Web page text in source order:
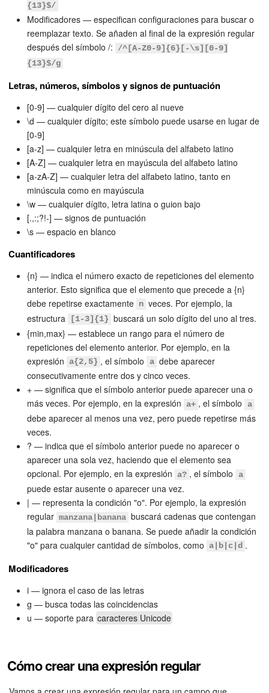
Bitrix24 Market
Sitios web
CRM + Online store
Tienda CRM
Empleados
Base de conocimientos
Firma electrónica
Firma electrónica para RR. HH.
Automatización
Flujos de trabajo
Marketing
Gestión del inventario
Telefonía
Widget del empleado
Configuraciones de la cuenta
Bitrix24 En Premisa
Bitrix24 Messenger
Preguntas generales
Actualización de los artículos (archivo)
EMPEZAR GRATIS
{13}$/
Modificadores — especifican configuraciones para buscar o
reemplazar texto. Se añaden al final de la expresión regular
después del símbolo /:
/^[A-Z0-9]{6}[-\s][0-9]
{13}$/g
Letras, números, símbolos y signos de puntuación
[0-9] — cualquier dígito del cero al nueve
\d — cualquier dígito; este símbolo puede usarse en lugar de
[0-9]
[a-z] — cualquier letra en minúscula del alfabeto latino
[A-Z] — cualquier letra en mayúscula del alfabeto latino
[a-zA-Z] — cualquier letra del alfabeto latino, tanto en
minúscula como en mayúscula
\w — cualquier dígito, letra latina o guion bajo
[.,:;?!-] — signos de puntuación
\s — espacio en blanco
Cuantificadores
{n} — indica el número exacto de repeticiones del elemento
anterior. Esto significa que el elemento que precede a {n}
debe repetirse exactamente n veces. Por ejemplo, la
estructura
[1-3]{1} buscará un solo dígito del uno al tres.
{min,max} — establece un rango para el número de
repeticiones del elemento anterior. Por ejemplo, en la
expresión
a{2,5} , el símbolo a debe aparecer
consecutivamente entre dos y cinco veces.
+ — significa que el símbolo anterior puede aparecer una o
más veces. Por ejemplo, en la expresión
a+ , el símbolo a
debe aparecer al menos una vez, pero puede repetirse más
veces.
? — indica que el símbolo anterior puede no aparecer o
aparecer una sola vez, haciendo que el elemento sea
opcional. Por ejemplo, en la expresión
a? , el símbolo a
puede estar ausente o aparecer una vez.
| — representa la condición "o". Por ejemplo, la expresión
regular manzana|banana buscará cadenas que contengan
la palabra manzana o banana. Se puede añadir la condición
"o" para cualquier cantidad de símbolos, como
a|b|c|d .
Modificadores
i — ignora el caso de las letras
g — busca todas las coincidencias
u — soporte para caracteres Unicode
Cómo crear una expresión regular